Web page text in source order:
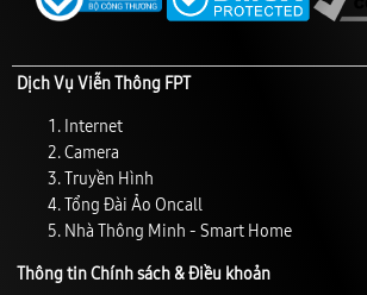
Dịch Vụ Viễn Thông FPT
Internet
Camera
Truyền Hình
Tổng Đài Ảo Oncall
Nhà Thông Minh - Smart Home
Thông tin Chính sách & Điều khoản